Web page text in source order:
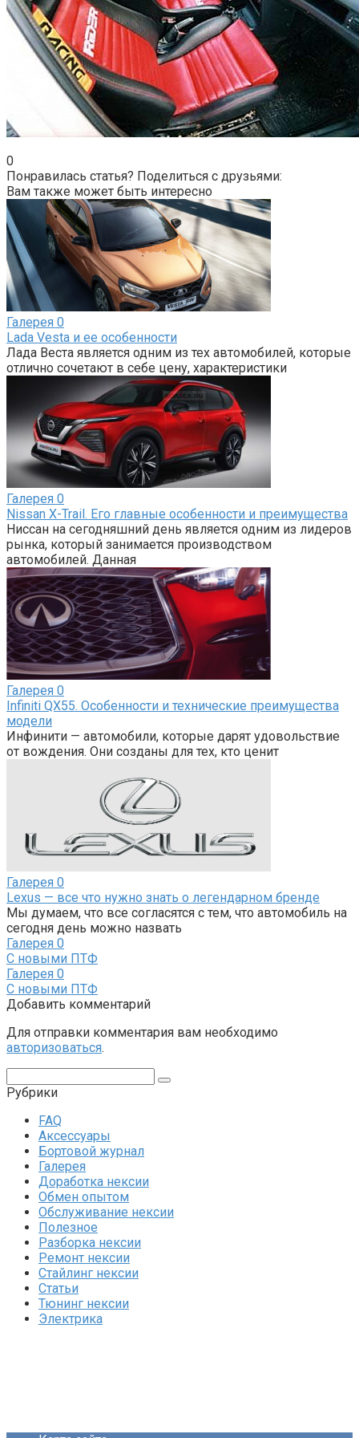
0
Понравилась статья? Поделиться с друзьями:
Вам также может быть интересно
Галерея 0
Lada Vesta и ее особенности
Лада Веста является одним из тех автомобилей, которые
отлично сочетают в себе цену, характеристики
Галерея 0
Nissan X-Trail. Его главные особенности и преимущества
Ниссан на сегодняшний день является одним из лидеров
рынка, который занимается производством
автомобилей. Данная
Галерея 0
Infiniti QX55. Особенности и технические преимущества
модели
Инфинити — автомобили, которые дарят удовольствие
от вождения. Они созданы для тех, кто ценит
Галерея 0
Lexus — все что нужно знать о легендарном бренде
Мы думаем, что все согласятся с тем, что автомобиль на
сегодня день можно назвать
Галерея 0
С новыми ПТФ
Галерея 0
С новыми ПТФ
Добавить комментарий
Для отправки комментария вам необходимо
авторизоваться.
Рубрики
FAQ
Аксессуары
Бортовой журнал
Галерея
Доработка нексии
Обмен опытом
Обслуживание нексии
Полезное
Разборка нексии
Ремонт нексии
Стайлинг нексии
Статьи
Тюнинг нексии
Электрика